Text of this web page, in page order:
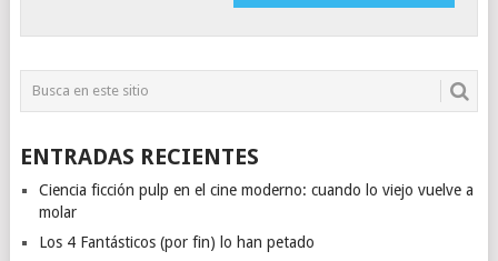
ENTRADAS RECIENTES
Ciencia ficción pulp en el cine moderno: cuando lo viejo vuelve a
molar
Los 4 Fantásticos (por fin) lo han petado